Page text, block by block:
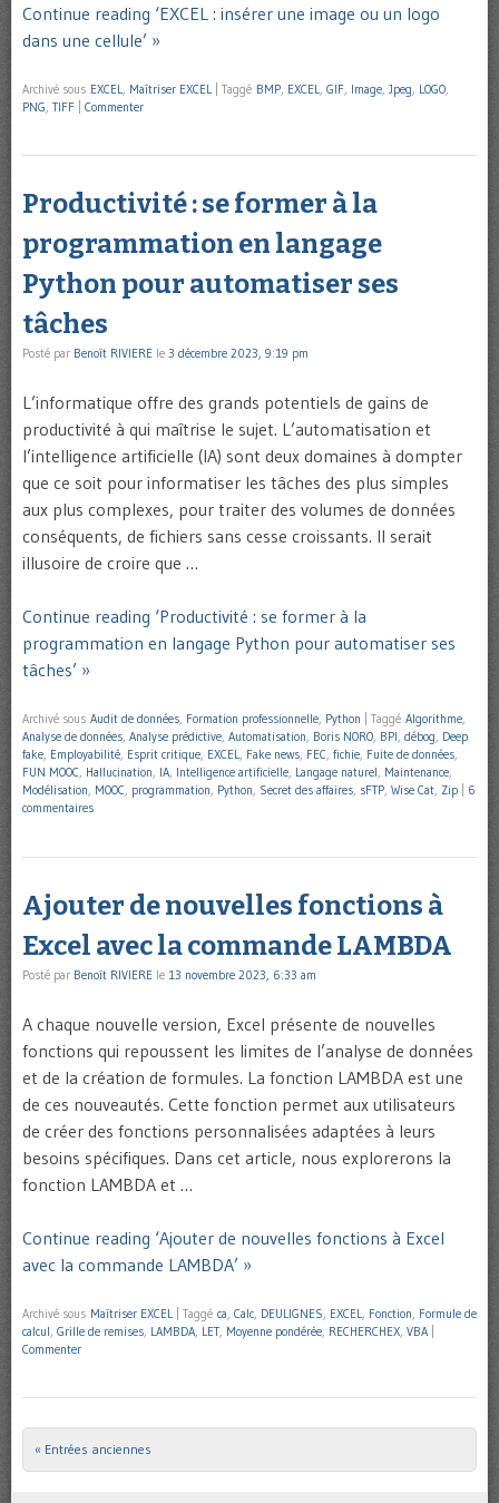
Continue reading ‘EXCEL : insérer une image ou un logo
dans une cellule’ »
Archivé sous EXCEL Maîtriser EXCEL Taggé BMP EXCEL GIF Image Jpeg LOGO
PNG TIFF Commenter
Productivité : se former à la
programmation en langage
Python pour automatiser ses
tâches
Posté par Benoît RIVIERE le 3 décembre 2023, 9:19 pm
L’informatique offre des grands potentiels de gains de
productivité à qui maîtrise le sujet. L’automatisation et
l’intelligence artificielle (IA) sont deux domaines à dompter
que ce soit pour informatiser les tâches des plus simples
aux plus complexes, pour traiter des volumes de données
conséquents, de fichiers sans cesse croissants. Il serait
illusoire de croire que …
Continue reading ‘Productivité : se former à la
programmation en langage Python pour automatiser ses
tâches’ »
Archivé sous Audit de données, Formation professionnelle, Python Taggé Algorithme,
Analyse de données, Analyse prédictive, Automatisation, Boris NORO, BPI, débog, Deep
fake, Employabilité, Esprit critique, EXCEL, Fake news, FEC, fichie, Fuite de données,
FUN MOOC, Hallucination, IA, Intelligence artificielle, Langage naturel, Maintenance,
Modélisation, MOOC, programmation, Python, Secret des affaires, sFTP, Wise Cat, Zip
6
commentaires
Ajouter de nouvelles fonctions à
Excel avec la commande LAMBDA
Posté par Benoît RIVIERE le 13 novembre 2023, 6:33 am
A chaque nouvelle version, Excel présente de nouvelles
fonctions qui repoussent les limites de l’analyse de données
et de la création de formules. La fonction LAMBDA est une
de ces nouveautés. Cette fonction permet aux utilisateurs
de créer des fonctions personnalisées adaptées à leurs
besoins spécifiques. Dans cet article, nous explorerons la
fonction LAMBDA et …
Continue reading ‘Ajouter de nouvelles fonctions à Excel
avec la commande LAMBDA’ »
Archivé sous Maîtriser EXCEL Taggé ca, Calc, DEULIGNES, EXCEL, Fonction, Formule de
calcul, Grille de remises, LAMBDA, LET, Moyenne pondérée, RECHERCHEX, VBA
Commenter
Post navigation
« Entrées anciennes